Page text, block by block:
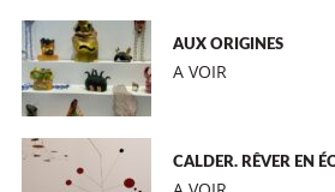
AUX ORIGINES
A VOIR
CALDER. RÊVER EN